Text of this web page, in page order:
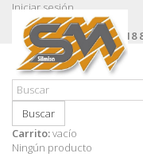
Iniciar sesión
Contacte con nosotros
Llámanos ahora:+34 618
Buscar
Carrito:vacío
Ningún producto